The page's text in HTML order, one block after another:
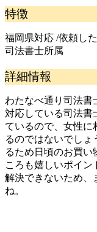
特徴
福岡県対応 /依頼し
司法書士所属
詳細情報
わたなべ通り司法書
対応している司法書
ているので、女性に
るのではないでしょ
るため日頃のお買い
ころも嬉しいポイン
解決できないため、
ね。